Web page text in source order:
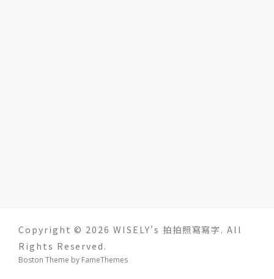
Copyright © 2026 WISELY's 拍拍照寫寫字. All
Rights Reserved.
Boston Theme by FameThemes